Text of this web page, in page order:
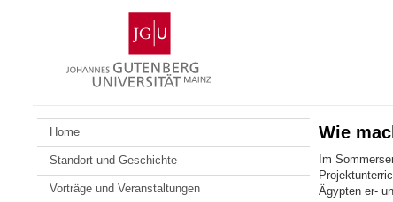
Gutenberg-
Universität
Mainz
Home
Standort und Geschichte
Vorträge und Veranstaltungen
Wie
Im
Ägypten er-